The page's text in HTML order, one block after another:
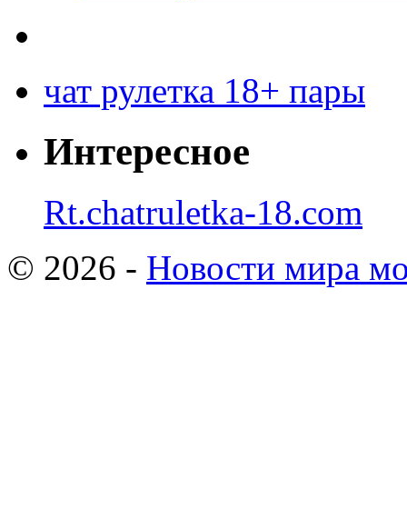
чат рулетка 18+ пары
Интересное
Rt.chatruletka-18.com
© 2026 - Новости мира